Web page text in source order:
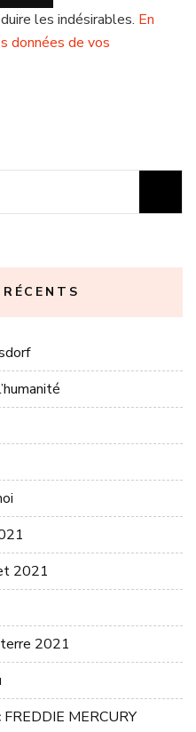
les indésirables. En
données de vos
2021
2021
MERCURY